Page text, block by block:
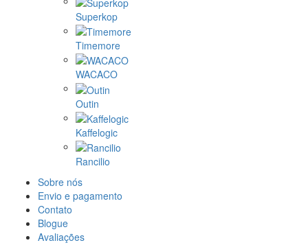
Superkop
Timemore
WACACO
Outin
Kaffelogic
Rancilio
Sobre nós
Envio e pagamento
Contato
Blogue
Avaliações